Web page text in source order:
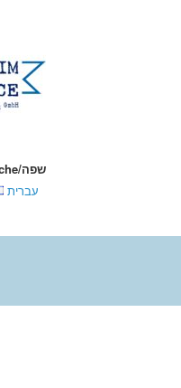
Language/Sprache/שפה
עברית